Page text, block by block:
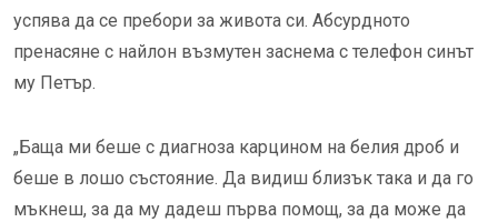
успява да се пребори за живота си. Абсурдното
пренасяне с найлон възмутен заснема с телефон синът
му Петър.
„Баща ми беше с диагноза карцином на белия дроб и
беше в лошо състояние. Да видиш близък така и да го
мъкнеш, за да му дадеш първа помощ, за да може да